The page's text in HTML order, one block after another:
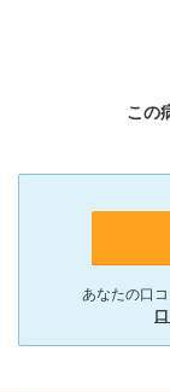
この
あなたの口